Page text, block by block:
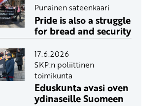
Punainen sateenkaari
Pride is also a struggle
for bread and security
17.6.2026
SKP:n poliittinen
toimikunta
Eduskunta avasi oven
ydinaseille Suomeen